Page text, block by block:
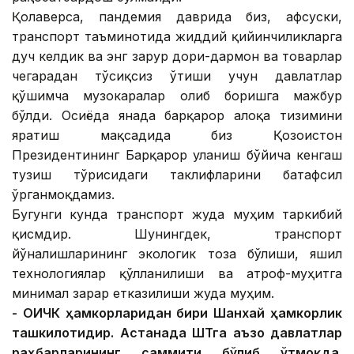
Қолаверса, пандемия даврида биз, афсуски,
транспорт таъминотида жиддий қийинчиликларга
дуч келдик ва энг зарур дори-дармон ва товарлар
чегарадан тўсиқсиз ўтиши учун давлатлар
қўшимча музокаралар олиб боришга мажбур
бўлди. Осиёда янада барқарор алоқа тизимини
яратиш мақсадида биз Қозоғистон
Президентининг Барқарор уланиш бўйича кенгаш
тузиш тўғрисидаги таклифларини батафсил
ўрганмоқдамиз.
Бугунги кунда транспорт жуда муҳим таркибий
қисмдир. Шунингдек, транспорт
йўналишларининг экологик тоза бўлиши, яшил
технологиялар қўлланилиши ва атроф-муҳитга
минимал зарар етказилиши жуда муҳим.
- ОҲИЧК ҳамкорларидан бири Шанхай ҳамкорлик
ташкилотидир. Астанада ШҲТга аъзо давлатлар